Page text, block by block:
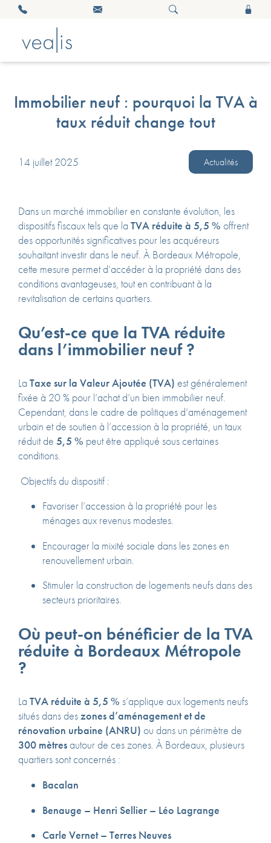
Immobilier neuf : pourquoi la TVA à
taux réduit change tout
14 juillet 2025 Actualités
Dans un marché immobilier en constante évolution, les
dispositifs fiscaux tels que la TVA réduite à 5,5 % offrent
des opportunités significatives pour les acquéreurs
souhaitant investir dans le neuf. À Bordeaux Métropole,
cette mesure permet d’accéder à la propriété dans des
conditions avantageuses, tout en contribuant à la
revitalisation de certains quartiers.
Qu’est-ce que la TVA réduite
dans l’immobilier neuf ?
La Taxe sur la Valeur Ajoutée (TVA) est généralement
fixée à 20 % pour l’achat d’un bien immobilier neuf.
Cependant, dans le cadre de politiques d’aménagement
urbain et de soutien à l’accession à la propriété, un taux
réduit de 5,5 % peut être appliqué sous certaines
conditions.
Objectifs du dispositif :
Favoriser l’accession à la propriété pour les
ménages aux revenus modestes.
Encourager la mixité sociale dans les zones en
renouvellement urbain.
Stimuler la construction de logements neufs dans des
secteurs prioritaires.
Où peut-on bénéficier de la TVA
réduite à Bordeaux Métropole
?
La TVA réduite à 5,5 % s’applique aux logements neufs
situés dans deszones d’aménagement et de
rénovation urbaine (ANRU) ou dans un périmètre de
300 mètresautour de ces zones. À Bordeaux, plusieurs
quartiers sont concernés :
Bacalan
Benauge – Henri Sellier – Léo Lagrange
Carle Vernet – Terres Neuves